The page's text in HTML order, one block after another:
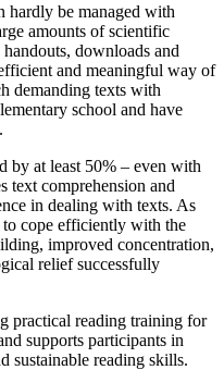
be managed with
amounts of scientific
downloads and
and meaningful way of
demanding texts with
school and have
by at least 50% – even with
text comprehension and
in dealing with texts. As
cope efficiently with the
improved concentration,
relief successfully
practical reading training for
supports participants in
sustainable reading skills.